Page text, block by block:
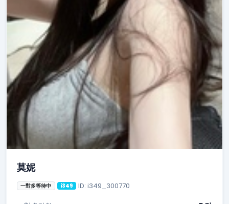
莫妮
一對多等待中 i349 ID: i349_300770